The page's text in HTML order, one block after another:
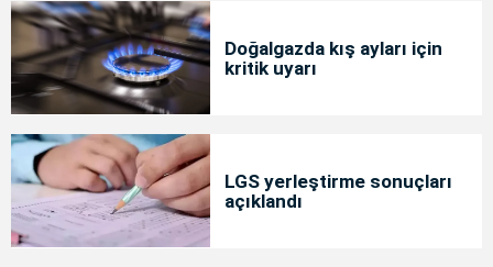
Doğalgazda kış ayları için
kritik uyarı
LGS yerleştirme sonuçları
açıklandı